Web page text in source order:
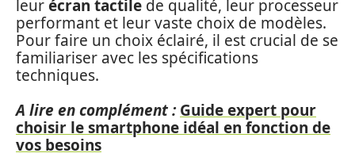
leurécran tactile de qualité, leur processeur
performant et leur vaste choix de modèles.
Pour faire un choix éclairé, il est crucial de se
familiariser avec les spécifications
techniques.
A lire en complément : Guide expert pour
choisir le smartphone idéal en fonction de
vos besoins